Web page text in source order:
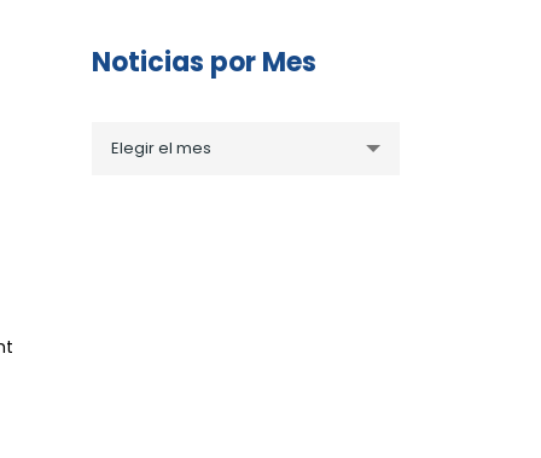
Noticias por Mes
porElegir el mes